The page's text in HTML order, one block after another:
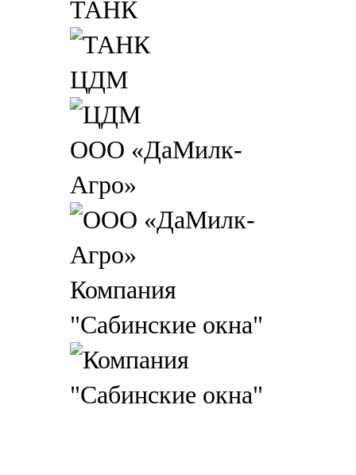
ТАНК
ЦДМ
ООО «ДаМилк-
Агро»
Компания
"Сабинские окна"